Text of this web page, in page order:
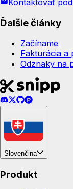
Ďalšie články
Začíname
Fakturácia a
Odznaky na
Slovenčina
Produkt